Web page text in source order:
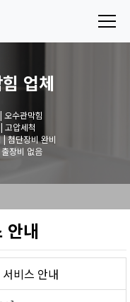
업체
오수관막힘
고압세척
첨단장비 완비
장비 없음
안내
비스 안내